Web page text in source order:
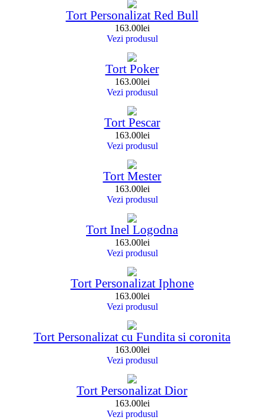
Tort Personalizat Red Bull
163.00lei
Vezi produsul
Tort Poker
163.00lei
Vezi produsul
Tort Pescar
163.00lei
Vezi produsul
Tort Mester
163.00lei
Vezi produsul
Tort Inel Logodna
163.00lei
Vezi produsul
Tort Personalizat Iphone
163.00lei
Vezi produsul
Tort Personalizat cu Fundita si coronita
163.00lei
Vezi produsul
Tort Personalizat Dior
163.00lei
Vezi produsul